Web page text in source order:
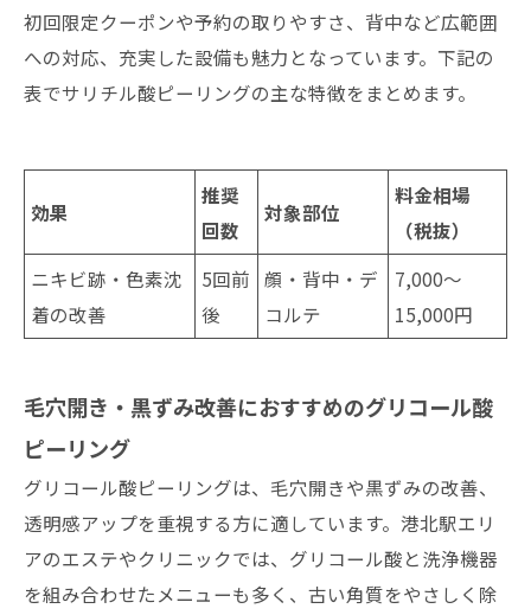
初回限定クーポンや予約の取りやすさ、背中など広範囲
への対応、充実した設備も魅力となっています。下記の
表でサリチル酸ピーリングの主な特徴をまとめます。
効果
推奨
回数
対象部位
料金相場
（税抜）
ニキビ跡・色素沈
着の改善
5回前
後
顔・背中・デ
コルテ
7,000〜
15,000円
毛穴開き・黒ずみ改善におすすめのグリコール酸
ピーリング
グリコール酸ピーリングは、毛穴開きや黒ずみの改善、
透明感アップを重視する方に適しています。港北駅エリ
アのエステやクリニックでは、グリコール酸と洗浄機器
を組み合わせたメニューも多く、古い角質をやさしく除